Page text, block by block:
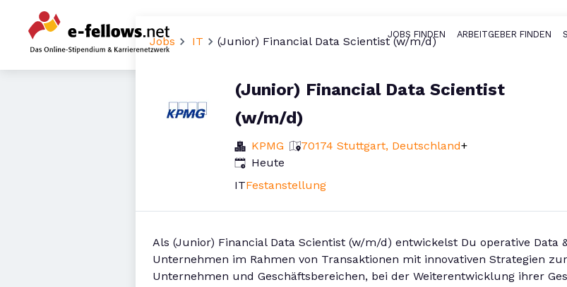
JOBS FINDEN ARBEITGEBER FINDEN
Jobs IT (Junior) Financial Data Scientist (w/m/d)
(Junior) Financial Data Scientist
(w/m/d)
KPMG 70174 Stuttgart, Deutschland+
Veröffentlicht
Heute
ITFestanstellung
Als (Junior) Financial Data Scientist (w/m/d) entwickelst Du operative Data
Unternehmen im Rahmen von Transaktionen mit innovativen Strategien
Unternehmen und Geschäftsbereichen, bei der Weiterentwicklung ihrer